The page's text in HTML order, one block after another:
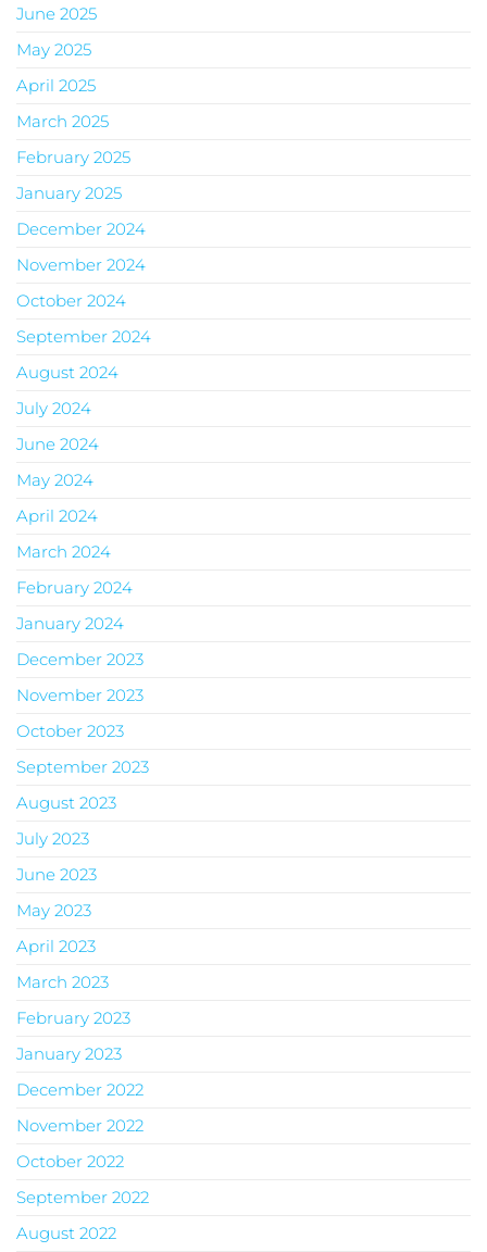
June 2025
May 2025
April 2025
March 2025
February 2025
January 2025
December 2024
November 2024
October 2024
September 2024
August 2024
July 2024
June 2024
May 2024
April 2024
March 2024
February 2024
January 2024
December 2023
November 2023
October 2023
September 2023
August 2023
July 2023
June 2023
May 2023
April 2023
March 2023
February 2023
January 2023
December 2022
November 2022
October 2022
September 2022
August 2022